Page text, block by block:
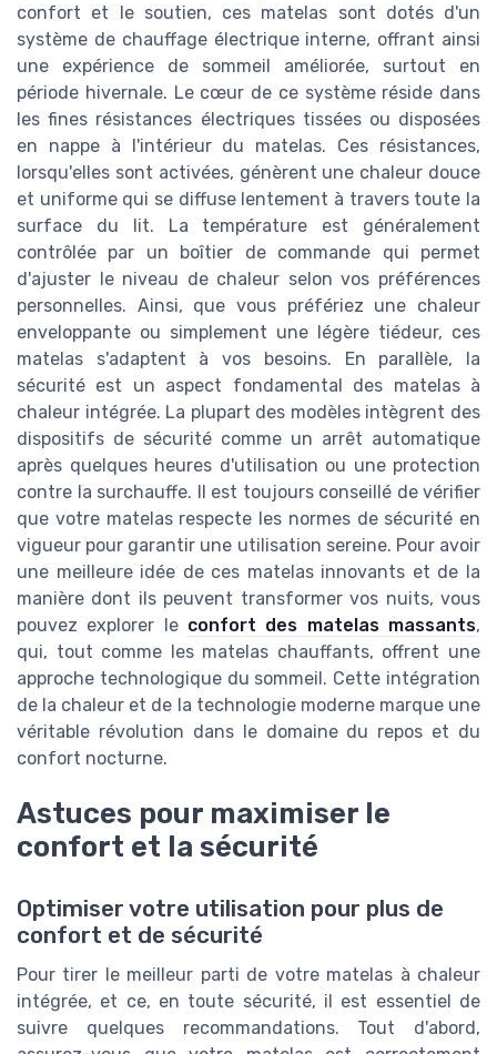
confort et le soutien, ces matelas sont dotés d'un
système de chauffage électrique interne, offrant ainsi
une expérience de sommeil améliorée, surtout en
période hivernale. Le cœur de ce système réside dans
les fines résistances électriques tissées ou disposées
en nappe à l'intérieur du matelas. Ces résistances,
lorsqu'elles sont activées, génèrent une chaleur douce
et uniforme qui se diffuse lentement à travers toute la
surface du lit. La température est généralement
contrôlée par un boîtier de commande qui permet
d'ajuster le niveau de chaleur selon vos préférences
personnelles. Ainsi, que vous préfériez une chaleur
enveloppante ou simplement une légère tiédeur, ces
matelas s'adaptent à vos besoins. En parallèle, la
sécurité est un aspect fondamental des matelas à
chaleur intégrée. La plupart des modèles intègrent des
dispositifs de sécurité comme un arrêt automatique
après quelques heures d'utilisation ou une protection
contre la surchauffe. Il est toujours conseillé de vérifier
que votre matelas respecte les normes de sécurité en
vigueur pour garantir une utilisation sereine. Pour avoir
une meilleure idée de ces matelas innovants et de la
manière dont ils peuvent transformer vos nuits, vous
pouvez explorer le confort des matelas massants,
qui, tout comme les matelas chauffants, offrent une
approche technologique du sommeil. Cette intégration
de la chaleur et de la technologie moderne marque une
véritable révolution dans le domaine du repos et du
confort nocturne.
Astuces pour maximiser le
confort et la sécurité
Optimiser votre utilisation pour plus de
confort et de sécurité
Pour tirer le meilleur parti de votre matelas à chaleur
intégrée, et ce, en toute sécurité, il est essentiel de
suivre quelques recommandations. Tout d'abord,